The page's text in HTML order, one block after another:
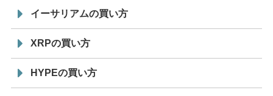
イーサリアムの買い方
XRPの買い方
HYPEの買い方